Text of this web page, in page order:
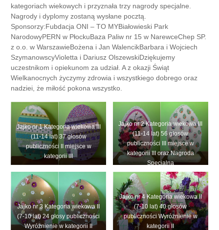
kategoriach wiekowych i przyznała trzy nagrody specjalne.
Nagrody i dyplomy zostaną wysłane pocztą.
Sponsorzy:Fubdacja ONI – TO MYBiałowieski Park
NarodowyPERN w PłockuBaza Paliw nr 15 w NarewceChep SP.
z o.o. w WarszawieBożena i Jan WalencikBarbara i Wojciech
SzymanowscyVioletta i Dariusz OlszewskiDziękujemy
uczestnikom i opiekunom za udział. A z okazji Świąt
Wielkanocnych życzymy zdrowia i wszystkiego dobrego oraz
nadziei, że miłość pokona wszystko.
Jajko nr 1 Kategoria wiekowa III
(11-14 lat) 37 głosów
publiczności II miejsce w
kategorii III
Jajko nr 2 Kategoria wiekowa III
(11-14 lat) 56 głosów
publiczności III miejsce w
kategorii III oraz Nagroda
Specjalna
Jajko nr 3 Kategoria wiekowa II
(7-10 lat) 24 głosy publiczności
Wyróżnienie w kategorii II
Jajko nr 4 Kategoria wiekowa II
(7-10 lat) 40 głosów
publiczności Wyróżnienie w
kategorii II